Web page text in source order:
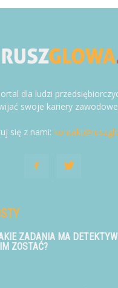
dla ludzi
swoje kariery
się z nami:
ZADANIA MA
ZOSTAĆ?